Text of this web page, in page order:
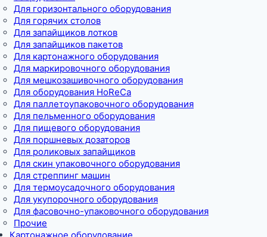
Для горизонтального оборудования
Для горячих столов
Для запайщиков лотков
Для запайщиков пакетов
Для картонажного оборудования
Для маркировочного оборудования
Для мешкозашивочного оборудования
Для оборудования HoReCa
Для паллетоупаковочного оборудования
Для пельменного оборудования
Для пищевого оборудования
Для поршневых дозаторов
Для роликовых запайщиков
Для скин упаковочного оборудования
Для стреппинг машин
Для термоусадочного оборудования
Для укупорочного оборудования
Для фасовочно-упаковочного оборудования
Прочие